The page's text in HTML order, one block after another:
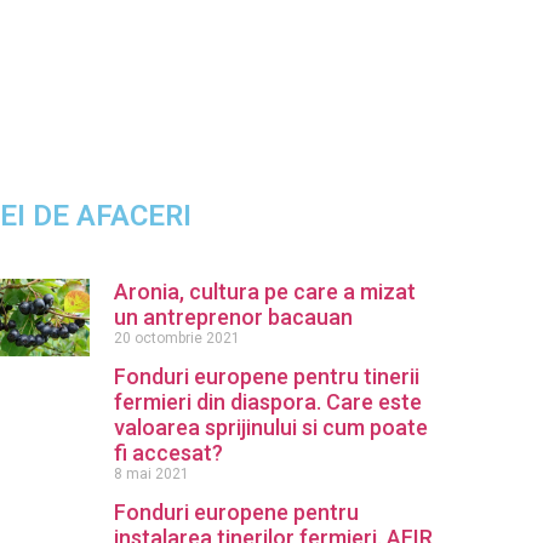
DE AFACERI
Aronia, cultura pe care a mizat
un antreprenor bacauan
20 octombrie 2021
Fonduri europene pentru tinerii
fermieri din diaspora. Care este
valoarea sprijinului si cum poate
fi accesat?
8 mai 2021
Fonduri europene pentru
instalarea tinerilor fermieri. AFIR